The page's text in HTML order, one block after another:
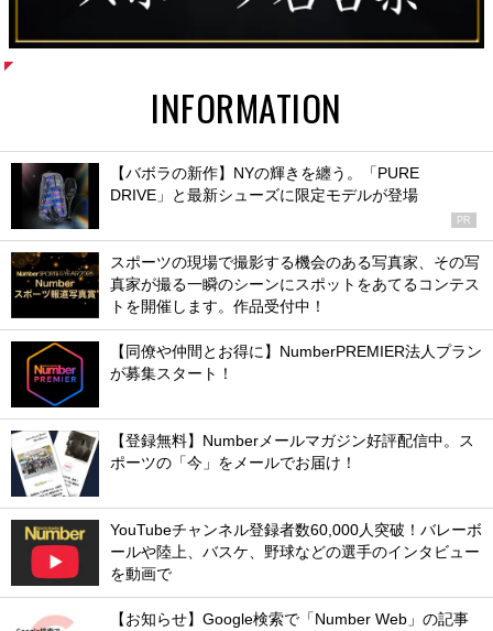
INFORMATION
【バボラの新作】NYの輝きを纏う。「PURE
DRIVE」と最新シューズに限定モデルが登場
PR
スポーツの現場で撮影する機会のある写真家、その写
真家が撮る一瞬のシーンにスポットをあてるコンテス
トを開催します。作品受付中！
【同僚や仲間とお得に】NumberPREMIER法人プラン
が募集スタート！
【登録無料】Numberメールマガジン好評配信中。ス
ポーツの「今」をメールでお届け！
YouTubeチャンネル登録者数60,000人突破！バレーボ
ールや陸上、バスケ、野球などの選手のインタビュー
を動画で
【お知らせ】Google検索で「Number Web」の記事